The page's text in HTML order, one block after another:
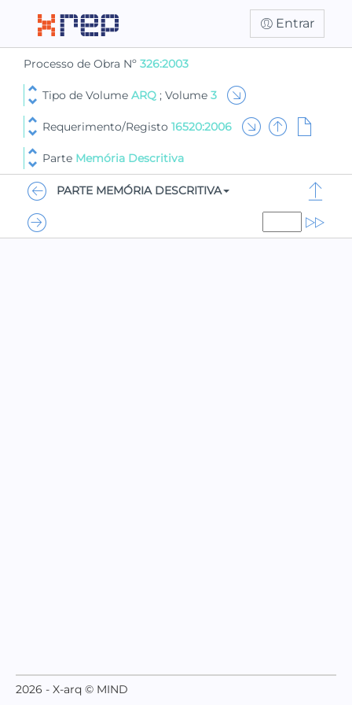
Entrar
Processo de Obra Nº 326:2003
Tipo de Volume ARQ ; Volume 3
Requerimento/Registo 16520:2006
Parte Memória Descritiva
PARTE MEMÓRIA DESCRITIVA
2026 - X-arq © MIND